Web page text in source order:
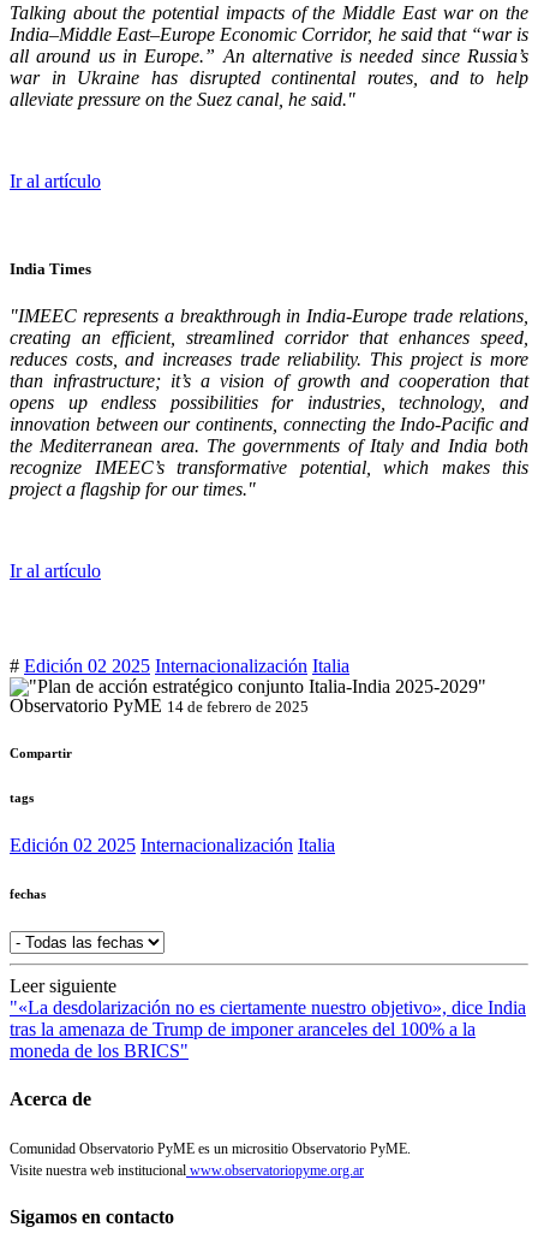
Talking about the potential impacts of the Middle East war on the
India–Middle East–Europe Economic Corridor, he said that “war is
all around us in Europe.” An alternative is needed since Russia’s
war in Ukraine has disrupted continental routes, and to help
alleviate pressure on the Suez canal, he said."
Ir al artículo
India Times
"IMEEC represents a breakthrough in India-Europe trade relations,
creating an efficient, streamlined corridor that enhances speed,
reduces costs, and increases trade reliability. This project is more
than infrastructure; it’s a vision of growth and cooperation that
opens up endless possibilities for industries, technology, and
innovation between our continents, connecting the Indo-Pacific and
the Mediterranean area. The governments of Italy and India both
recognize IMEEC’s transformative potential, which makes this
project a flagship for our times."
Ir al artículo
# Edición 02 2025 Internacionalización Italia
Observatorio PyME 14 de febrero de 2025
Compartir
tags
Edición 02 2025 Internacionalización Italia
fechas
Leer siguiente
"«La desdolarización no es ciertamente nuestro objetivo», dice India
tras la amenaza de Trump de imponer aranceles del 100% a la
moneda de los BRICS"
Acerca de
Comunidad Observatorio PyME es un micrositio Observatorio PyME.
Visite nuestra web institucional www.observatoriopyme.org.ar
Sigamos en contacto